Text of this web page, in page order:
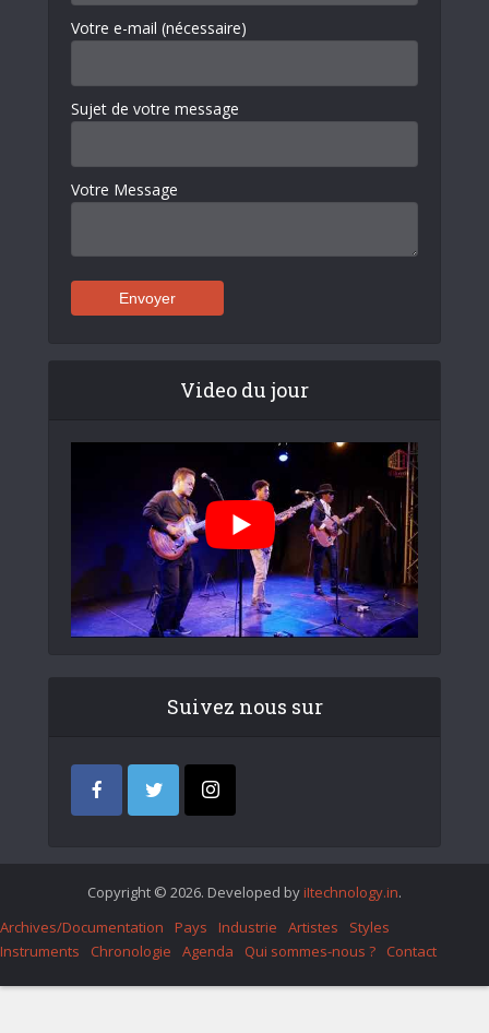
Votre e-mail (nécessaire)
Sujet de votre message
Votre Message
Video du jour
Suivez nous sur
Copyright © 2026. Developed by iItechnology.in.
Archives/Documentation
Pays Industrie Artistes
Styles
Instruments
Chronologie Agenda Qui sommes-nous ? Contact